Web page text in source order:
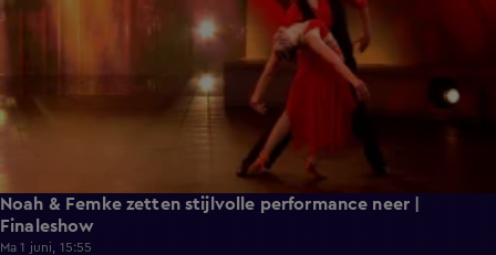
Noah & Femke zetten stijlvolle performance neer |
Finaleshow
Ma 1 juni, 15:55